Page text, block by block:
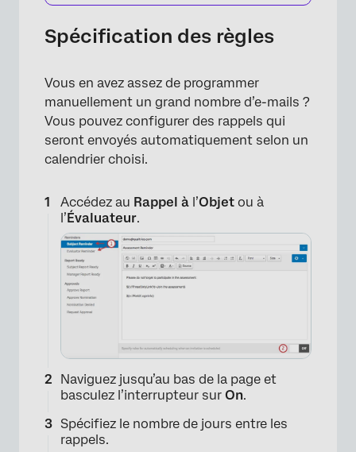
Spécification des règles
Vous en avez assez de programmer
manuellement un grand nombre d’e-mails ?
Vous pouvez configurer des rappels qui
seront envoyés automatiquement selon un
calendrier choisi.
Accédez au Rappel à l’Objet ou à
l’ Évaluateur.
Naviguez jusqu’au bas de la page et
basculez l’interrupteur sur On.
Spécifiez le nombre de jours entre les
rappels.